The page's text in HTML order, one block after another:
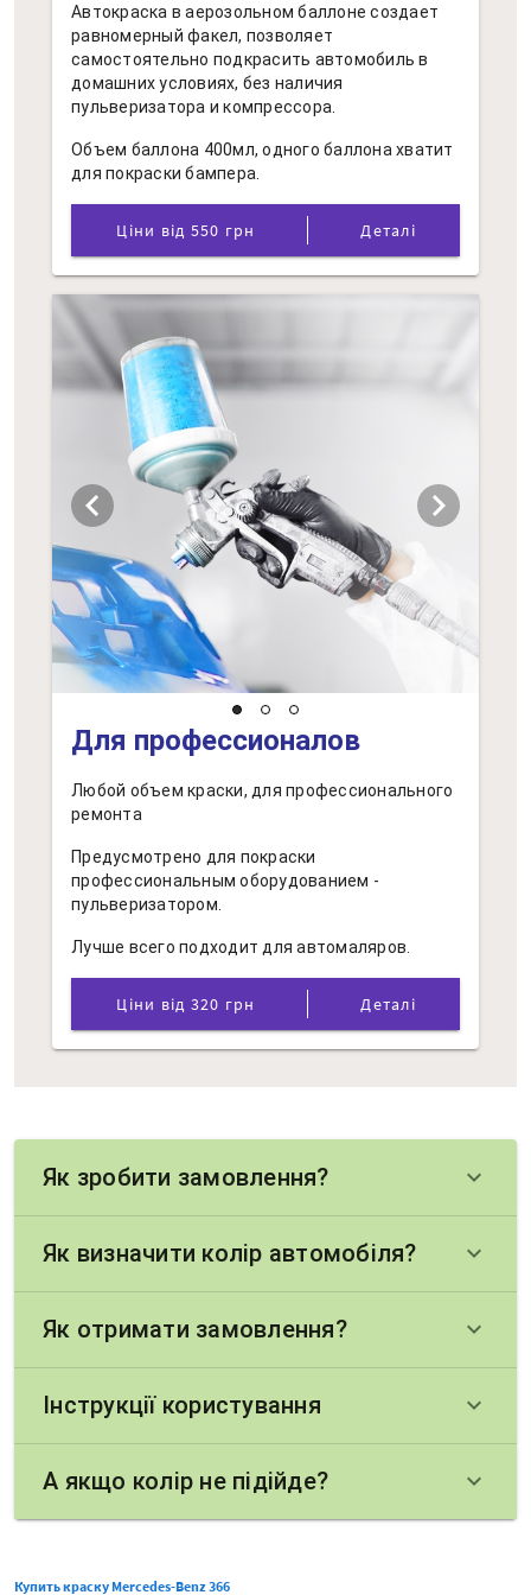
Автокраска в аерозольном баллоне создает
равномерный факел, позволяет
самостоятельно подкрасить автомобиль в
домашних условиях, без наличия
пульверизатора и компрессора.
Объем баллона 400мл, одного баллона хватит
для покраски бампера.
Ціни від 550 грн Деталі
chevron_left chevron_right
Для профессионалов
Любой объем краски, для профессионального
ремонта
Предусмотрено для покраски
профессиональным оборудованием -
пульверизатором.
Лучше всего подходит для автомаляров.
Ціни від 320 грн Деталі
Як зробити замовлення? keyboard_arrow_down
Як визначити колір автомобіля? keyboard_arrow_down
Як отримати замовлення? keyboard_arrow_down
Інструкції користування keyboard_arrow_down
А якщо колір не підійде? keyboard_arrow_down
Купить краску Mercedes-Benz 366